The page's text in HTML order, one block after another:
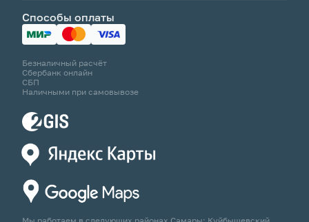
Способы оплаты
Безналичный расчёт
Сбербанк онлайн
СБП
Наличными при самовывозе